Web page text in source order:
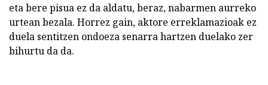
eta bere pisua ez da aldatu, beraz, nabarmen aurreko
urtean bezala. Horrez gain, aktore erreklamazioak ez
duela sentitzen ondoeza senarra hartzen duelako zer
bihurtu da da.